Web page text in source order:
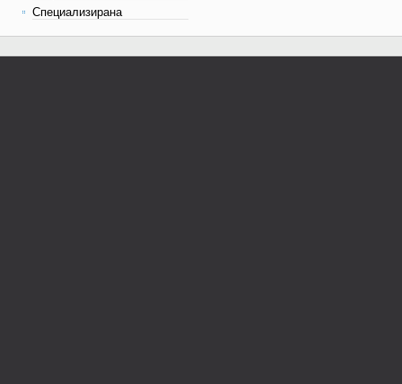
Специализирана